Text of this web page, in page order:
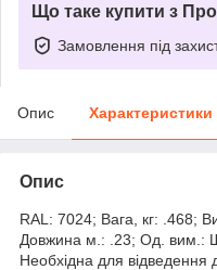
Що таке купити з
Замовлення під
Опис Характеристики
Опис
RAL: 7024; Вага, кг: .468;
Довжина м.: .23; Од. вим.:
Необхідна для відведення